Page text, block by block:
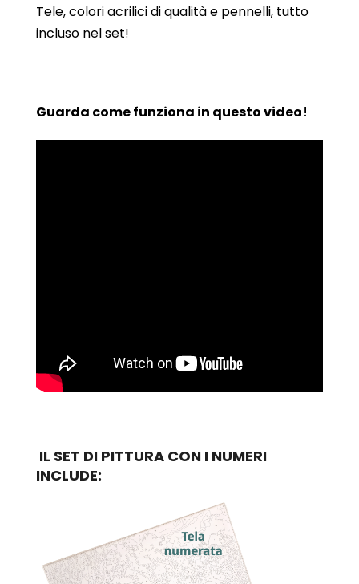
Tele, colori acrilici di qualità e pennelli, tutto
incluso nel set!
Guarda come funziona in questo video!
IL SET DI PITTURA CON I NUMERI
INCLUDE: